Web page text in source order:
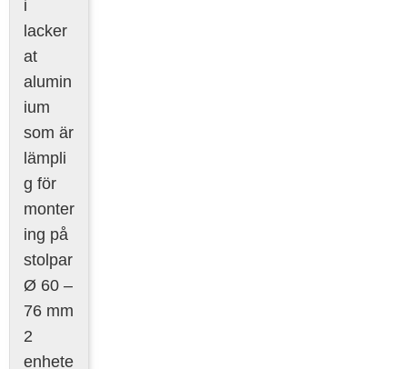
i
lacker
at
alumin
ium
som är
lämpli
g för
monter
ing på
stolpar
Ø 60 –
76 mm
2
enhete